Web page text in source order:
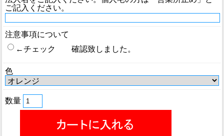
ご記入ください。
注意事項について
←チェック 確認致しました。
色
数量